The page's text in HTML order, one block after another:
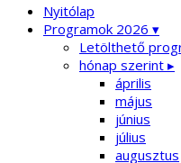
Nyitólap
Programok 2026 ▾
Letölthető
hónap szerint ▸
április
május
június
július
augusztus